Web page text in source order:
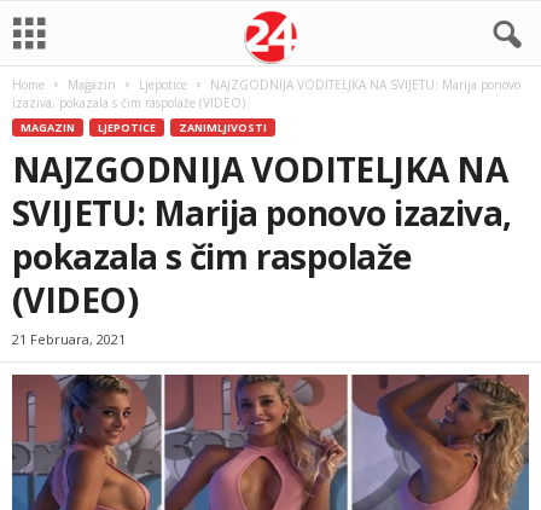
Home Magazin Ljepotice
NAJZGODNIJA VODITELJKA NA SVIJETU: Marija ponovo
izaziva, pokazala s čim raspolaže (VIDEO)
MAGAZIN LJEPOTICE ZANIMLJIVOSTI
NAJZGODNIJA VODITELJKA NA
SVIJETU: Marija ponovo izaziva,
pokazala s čim raspolaže
(VIDEO)
21 Februara, 2021